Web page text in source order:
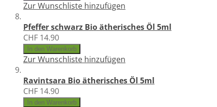
Zur Wunschliste hinzufügen
Pfeffer schwarz Bio ätherisches Öl 5ml
CHF 14.90
In den Warenkorb
Zur Wunschliste hinzufügen
Ravintsara Bio ätherisches Öl 5ml
CHF 14.90
In den Warenkorb